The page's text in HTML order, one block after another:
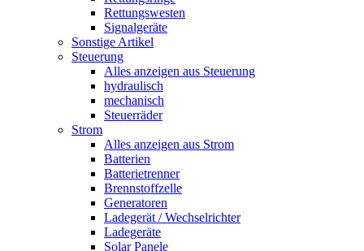
Rettungswesten
Signalgeräte
Sonstige Artikel
Steuerung
Alles anzeigen aus Steuerung
hydraulisch
mechanisch
Steuerräder
Strom
Alles anzeigen aus Strom
Batterien
Batterietrenner
Brennstoffzelle
Generatoren
Ladegerät / Wechselrichter
Ladegeräte
Solar Panele